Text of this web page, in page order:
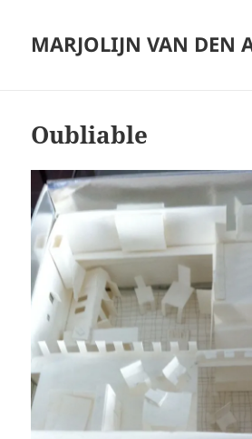
MARJOLIJN VAN DEN
Oubliable